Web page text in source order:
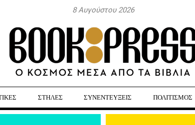
8 Αυγούστου 2026
ΣΤΗΛΕΣ ΣΥΝΕΝΤΕΥΞΕΙΣ ΠΟΛΙΤΙΣΜΟΣ